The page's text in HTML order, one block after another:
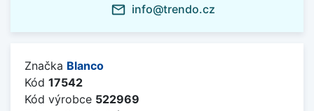
mail_outline info@trendo.cz
Značka Blanco
Kód 17542
Kód výrobce 522969